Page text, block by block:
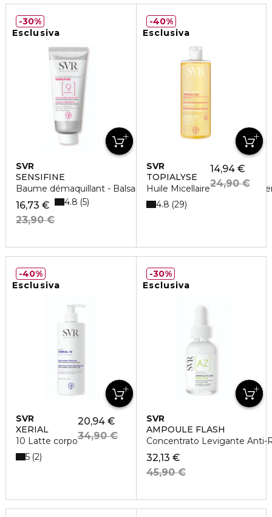
Esclusiva
SVR
SENSIFINE
Baume démaquillant - Balsamo detergente doppia azione
16,73 €
23,90 €
4.8 5
30%
Esclusiva
SVR
TOPIALYSE
Huile Micellaire
14,94 €
24,90 €
4.8 29
40%
Esclusiva
SVR
XERIAL
10 Latte corpo
20,94 €
34,90 €
5 2
40%
Esclusiva
SVR
AMPOULE FLASH
Concentrato Levigante Anti-
32,13 €
45,90 €
30%